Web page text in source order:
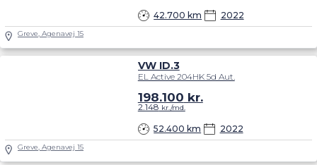
42.700 km 2022
Greve, Agenavej 15
VW ID.3
EL Active 204HK 5d Aut.
52.400 km 2022
198.100 kr.
2.148 kr./md.
Greve, Agenavej 15